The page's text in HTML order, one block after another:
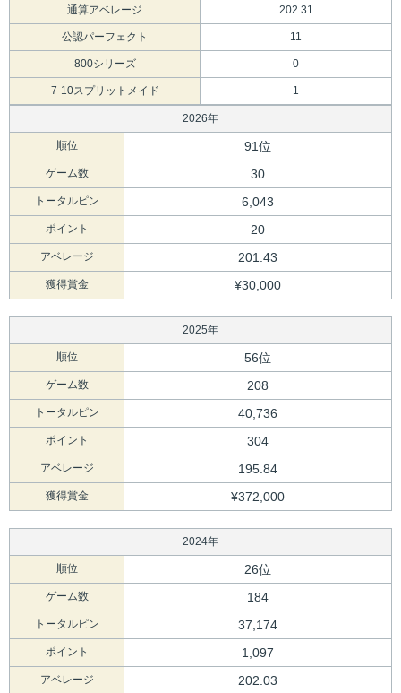
通算アベレージ 202.31
公認パーフェクト 11
800シリーズ 0
7-10スプリットメイド 1
2026年
順位 91位
ゲーム数 30
トータルピン 6,043
ポイント 20
アベレージ 201.43
獲得賞金 ¥30,000
2025年
順位 56位
ゲーム数 208
トータルピン 40,736
ポイント 304
アベレージ 195.84
獲得賞金 ¥372,000
2024年
順位 26位
ゲーム数 184
トータルピン 37,174
ポイント 1,097
アベレージ 202.03